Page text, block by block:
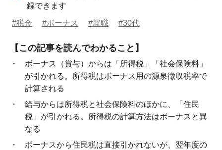
録できます
#税金 #ボーナス #就職 #30代
【この記事を読んでわかること】
ボーナス（賞与）からは「所得税」「社会保険料」
が引かれる。所得税はボーナス用の源泉徴収税率で
計算される
給与からは所得税と社会保険料のほかに、「住民
税」が引かれる。所得税の計算方法はボーナスと異
なる
ボーナスから住民税は直接引かれないが、翌年度の